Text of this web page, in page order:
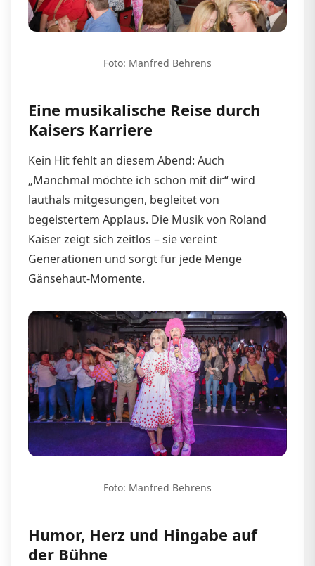
Foto: Manfred Behrens
Eine musikalische Reise durch
Kaisers Karriere
Kein Hit fehlt an diesem Abend: Auch
„Manchmal möchte ich schon mit dir“ wird
lauthals mitgesungen, begleitet von
begeistertem Applaus. Die Musik von Roland
Kaiser zeigt sich zeitlos – sie vereint
Generationen und sorgt für jede Menge
Gänsehaut-Momente.
Foto: Manfred Behrens
Humor, Herz und Hingabe auf
der Bühne